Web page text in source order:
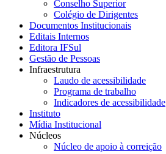
Conselho Superior
Colégio de Dirigentes
Documentos Institucionais
Editais Internos
Editora IFSul
Gestão de Pessoas
Infraestrutura
Laudo de acessibilidade
Programa de trabalho
Indicadores de acessibilidade
Instituto
Mídia Institucional
Núcleos
Núcleo de apoio à correição